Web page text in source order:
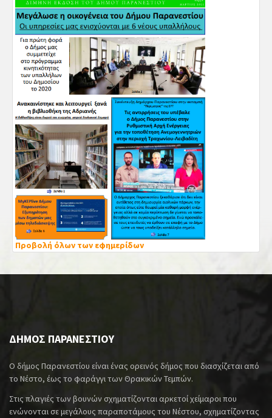
Προβολή όλων των εφημερίδων
ΔΗΜΟΣ ΠΑΡΑΝΕΣΤΙΟΥ
Ο δήμος Παρανεστίου είναι ένας ορεινός δήμος που διασχίζεται από
το Νέστο, έως το φαράγγι των Θρακικών Τεμπών.
Στις πλαγιές των βουνών σχηματίζονται αρκετοί χείμαροι που
ενώνονται σε μεγάλους παραποτάμους του Νέστου, σχηματίζοντας